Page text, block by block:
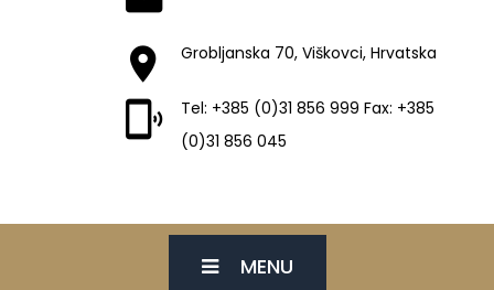
Grobljanska 70, Viškovci, Hrvatska
Tel: +385 (0)31 856 999 Fax: +385
(0)31 856 045
MENU